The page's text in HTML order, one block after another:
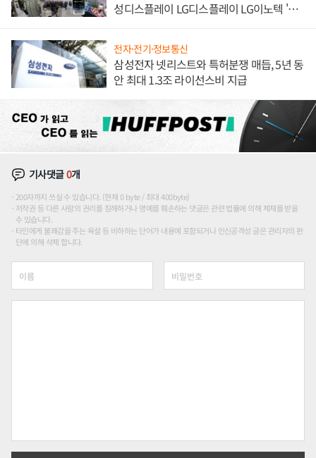
성디스플레이 LG디스플레이 LG이노텍 '탈
전자·전기·정보통신
삼성전자 넷리스트와 특허분쟁 매듭, 5년 동
안 최대 1.3조 라이선스비 지급
기사댓글0개
200자까지 쓰실 수 있습니다. (현재 0 byte / 최대 400byte)
저작권 등 다른 사람의 권리를 침해하거나 명예를 훼손하는 댓글은 관련 법률에 의해 제재를 받을
수 있습니다.
타인에게 불쾌감을 주는 욕설 등 비하하는 단어가 내용에 포함되거나 인신공격성 글은 관리자의 판
단에 의해 삭제 합니다.